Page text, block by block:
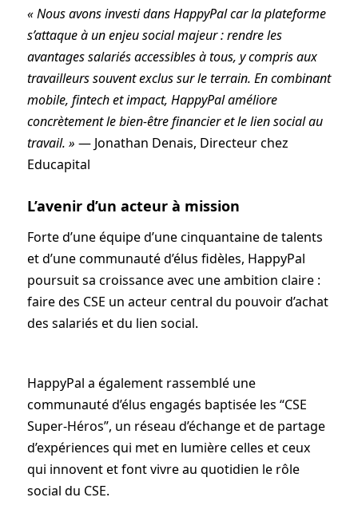
« Nous avons investi dans HappyPal car la plateforme
s’attaque à un enjeu social majeur : rendre les
avantages salariés accessibles à tous, y compris aux
travailleurs souvent exclus sur le terrain. En combinant
mobile, fintech et impact, HappyPal améliore
concrètement le bien-être financier et le lien social au
travail. » — Jonathan Denais, Directeur chez
Educapital
L’avenir d’un acteur à mission
Forte d’une équipe d’une cinquantaine de talents
et d’une communauté d’élus fidèles, HappyPal
poursuit sa croissance avec une ambition claire :
faire des CSE un acteur central du pouvoir d’achat
des salariés et du lien social.
HappyPal a également rassemblé une
communauté d’élus engagés baptisée les “CSE
Super-Héros”, un réseau d’échange et de partage
d’expériences qui met en lumière celles et ceux
qui innovent et font vivre au quotidien le rôle
social du CSE.